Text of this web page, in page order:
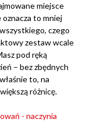
miejsce
to mniej
czego
zestaw wcale
pod ręką
– bez zbędnych
to, na
różnicę.
- naczynia